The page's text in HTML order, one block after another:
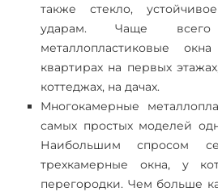
также стекло,
ударам. Чаще всего
металлопластиковые
квартирах на первых
коттеджах, на дачах.
Многокамерные
самых простых моделей
Наибольшим спросом
трехкамерные окна, у
перегородки. Чем больше